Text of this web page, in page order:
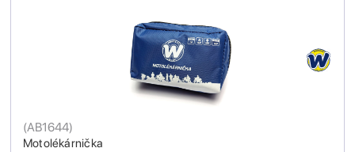
Motolékárnička
(AB1644)